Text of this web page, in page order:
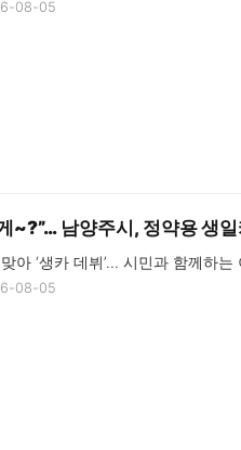
08-05
~?”… 남양주시, 정약용 생
아 ‘생카 데뷔’… 시민과 함께하는
08-05